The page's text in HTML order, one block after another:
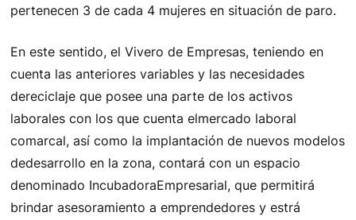
pertenecen 3 de cada 4 mujeres en situación de paro.
En este sentido, el Vivero de Empresas, teniendo en
cuenta las anteriores variables y las necesidades
dereciclaje que posee una parte de los activos
laborales con los que cuenta elmercado laboral
comarcal, así como la implantación de nuevos modelos
dedesarrollo en la zona, contará con un espacio
denominado IncubadoraEmpresarial, que permitirá
brindar asesoramiento a emprendedores y estrá